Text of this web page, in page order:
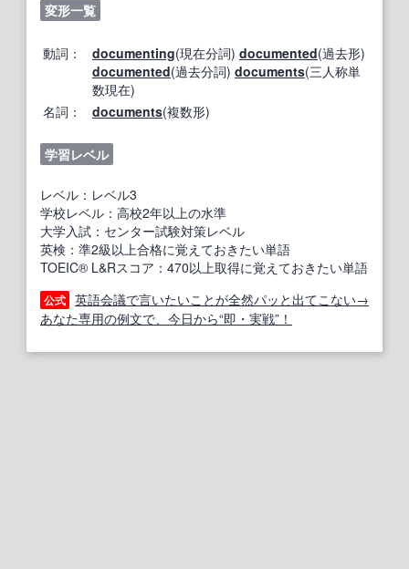
変形一覧
動詞： documenting(現在分詞) documented(過去形)
documented(過去分詞) documents(三人称単
数現在)
名詞：
documents(複数形)
学習レベル
レベル：レベル3
学校レベル：高校2年以上の水準
大学入試：センター試験対策レベル
英検：準2級以上合格に覚えておきたい単語
TOEIC® L&Rスコア：470以上取得に覚えておきたい単語
公式 英語会議で言いたいことが全然パッと出てこない→
あなた専用の例文で、今日から“即・実戦”！